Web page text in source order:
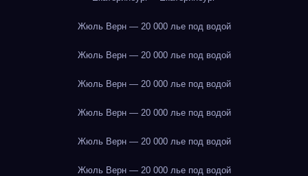
Жюль Верн — 20 000 лье под водой
Жюль Верн — 20 000 лье под водой
Жюль Верн — 20 000 лье под водой
Жюль Верн — 20 000 лье под водой
Жюль Верн — 20 000 лье под водой
Жюль Верн — 20 000 лье под водой